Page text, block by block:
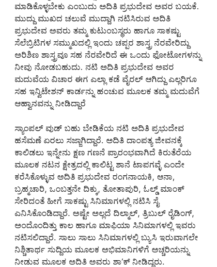
ಮಾಡಿಕೊಳ್ಳಬೇಕು ಎಂಬುದು ಅದಿತಿ ಪ್ರಭುದೇವ ಅವರ ಬಯಕೆ.
ಮುದ್ದು ಮುಖದ ಚಲುವೆ ಮುದ್ದಾಗಿ ನಟಿಸಿರುವ ಅದಿತಿ
ಪ್ರಭುದೇವ ಅವರು ತಮ್ಮ ಕುಟುಂಬಸ್ಥರು ಹಾಗೂ ಸಾಕಷ್ಟು
ಸೆಲೆಬ್ರಿಟಿಗಳ ಸಮ್ಮುಖದಲ್ಲಿ ಇಂದು ಚಪ್ಪರ ಶಾಸ್ತ್ರ ನೆರವೇರಿದ್ದು
ಅರಿಶಿಣ ಶಾಸ್ತ್ರವೂ ಸಹ ನೆರವೇರಿದೆ ಈ ಒಂದು ಫೋಟೋಗಳನ್ನು
ನೀವು ನೋಡಬಹುದು. ನಟಿ ಅದಿತಿ ಪ್ರಭುದೇವ ಅವರ
ಮದುವೆಯ ವಿಚಾರ ಈಗ ಎಲ್ಲಾ ಕಡೆ ವೈರಲ್ ಆಗಿದ್ದು ಎಲ್ಲರಿಗೂ
ಸಹ ಇನ್ವಿಟೇಶನ್ ಕಾರ್ಡನ್ನು ಹಂಚುವ ಮೂಲಕ ತಮ್ಮ ಮದುವೆಗೆ
ಆಹ್ವಾನವನ್ನು ನೀಡಿದ್ದಾರೆ
ಸ್ಯಾಂಪಲ್ ವುಡ್‌ ಬಹು ಬೇಡಿಕೆಯ ನಟಿ ಅದಿತಿ ಪ್ರಭುದೇವ
ಹಸೆಮಣೆ ಏರಲು ಸಜ್ಜಾಗಿದ್ದಾರೆ. ಅದಿತಿ ದಾಂಪತ್ಯ ಜೀವನಕ್ಕೆ
ಕಾಲಿಡಲು ಇನ್ನೇನು ಕ್ಷಣ ಗಣನೆ ಪ್ರಾರಂಭವಾಗಿದೆ ಕಿರುತೆರೆಯ
ಮೂಲಕ ನಟನ ಕ್ಷೇತ್ರದಲ್ಲಿ ಕಾಲಿಟ್ಟ ಶಾನೆ ಟಾಪಗವ್ಳೆ ಎಂದೇ
ಕರೆಸಿಕೊಳ್ಳುವ ಅದಿತಿ ಪ್ರಭುದೇವ ರಂಗನಾಯಕಿ, ಆನಾ,
ಬ್ರಹ್ಮಚಾರಿ, ಒಂಬತ್ತನೇ ದಿಕ್ಕು, ತೋತಾಪುರಿ, ಓಲ್ಡ್ ಮಾಂಕ್
ಸೇರಿದಂತೆ ಹೀಗೆ ಸಾಕಷ್ಟು ಸಿನಿಮಾಗಳಲ್ಲಿ ನಟಿಸಿ ಸೈ
ಎನಿಸಿಕೊಂಡಿದ್ದಾರೆ. ಅಷ್ಟೇ ಅಲ್ಲದೆ ದಿಲ್ಮಾಲ್, ತ್ರಿಬುಲ್ ರೈಡಿಂಗ್,
ಅಂದೊಂದಿತ್ತು ಕಾಲ ಹಾಗೂ ಮಾಫಿಯಾ ಸಿನಿಮಾಗಳಲ್ಲಿ ಇವರು
ನಟಿಸಲಿದ್ದಾರೆ. ಸಾಲು ಸಾಲು ಸಿನಿಮಾಗಳಲ್ಲಿ ಬ್ಯುಸಿ ಇರುವಾಗಲೇ
ನಿಶ್ಚಿತಾರ್ಥ ಸುದ್ದಿಯ ಮೂಲಕ ಅಭಿಮಾನಿಗಳಿಗೆ ಅಚ್ಚರಿಯನ್ನು
ನೀಡುವ ಮೂಲಕ ಅದಿತಿ ಅವರು ಶಾ’ಕ್ ನೀಡಿದ್ದರು.